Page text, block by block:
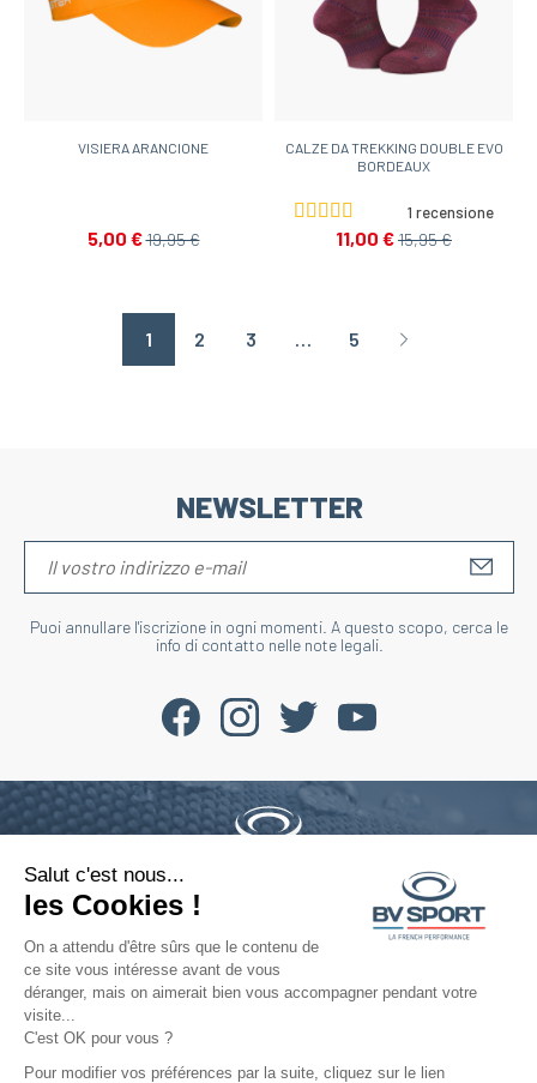
VISIERA ARANCIONE
5,00 €19,95 €
CALZE DA TREKKING DOUBLE EVO
BORDEAUX
1 recensione
11,00 €15,95 €
1 2 3 … 5 Page suivante
NEWSLETTER
Puoi annullare l'iscrizione in ogni momenti. A questo scopo, cerca le
info di contatto nelle note legali.
Telefono : +33 4 77 52 11 47
contact@bvsport.com
Riguardo a noi
Servizi
Salut c'est nous...
les Cookies !
On a attendu d'être sûrs que le contenu de
ce site vous intéresse avant de vous
déranger, mais on aimerait bien vous accompagner pendant votre
visite...
C'est OK pour vous ?
Pour modifier vos préférences par la suite, cliquez sur le lien